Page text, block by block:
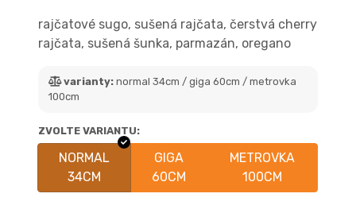
rajčatové sugo, sušená rajčata, čerstvá cherry
rajčata, sušená šunka, parmazán, oregano
varianty: normal 34cm / giga 60cm / metrovka
100cm
ZVOLTE VARIANTU:
NORMAL
34CM
GIGA
60CM
METROVKA
100CM